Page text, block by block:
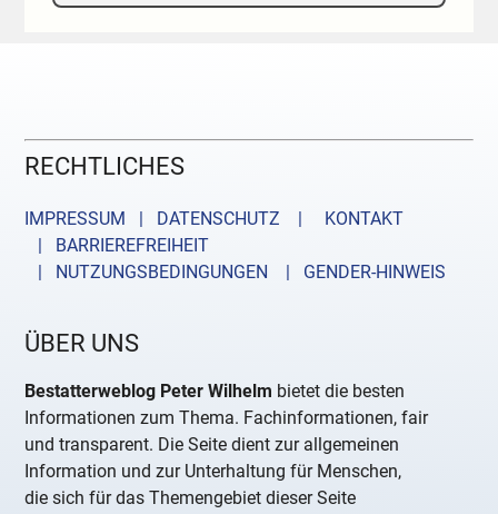
RECHTLICHES
IMPRESSUM | DATENSCHUTZ |
KONTAKT
| BARRIEREFREIHEIT
| NUTZUNGSBEDINGUNGEN
| GENDER-HINWEIS
ÜBER UNS
Bestatterweblog Peter Wilhelm bietet die besten
Informationen zum Thema. Fachinformationen, fair
und transparent. Die Seite dient zur allgemeinen
Information und zur Unterhaltung für Menschen,
die sich für das Themengebiet dieser Seite